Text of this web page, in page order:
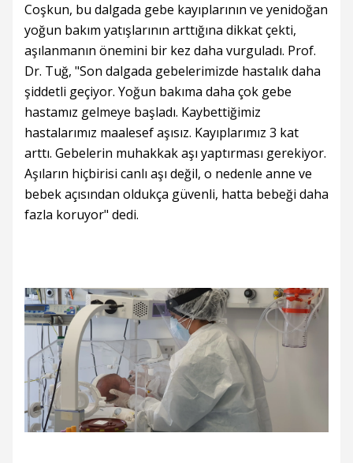
Coşkun, bu dalgada gebe kayıplarının ve yenidoğan
yoğun bakım yatışlarının arttığına dikkat çekti,
aşılanmanın önemini bir kez daha vurguladı. Prof.
Dr. Tuğ, "Son dalgada gebelerimizde hastalık daha
şiddetli geçiyor. Yoğun bakıma daha çok gebe
hastamız gelmeye başladı. Kaybettiğimiz
hastalarımız maalesef aşısız. Kayıplarımız 3 kat
arttı. Gebelerin muhakkak aşı yaptırması gerekiyor.
Aşıların hiçbirisi canlı aşı değil, o nedenle anne ve
bebek açısından oldukça güvenli, hatta bebeği daha
fazla koruyor" dedi.